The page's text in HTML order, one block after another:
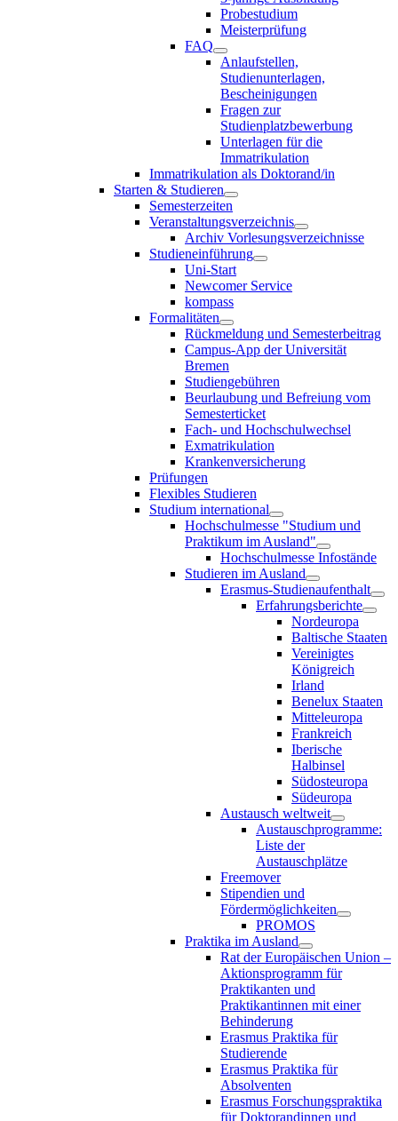
Probestudium
Meisterprüfung
FAQ
Anlaufstellen,
Studienunterlagen,
Bescheinigungen
Fragen zur
Studienplatzbewerbung
Unterlagen für die
Immatrikulation
Immatrikulation als Doktorand/in
Starten & Studieren
Semesterzeiten
Veranstaltungsverzeichnis
Archiv Vorlesungsverzeichnisse
Studieneinführung
Uni-Start
Newcomer Service
kompass
Formalitäten
Rückmeldung und Semesterbeitrag
Campus-App der Universität
Bremen
Studiengebühren
Beurlaubung und Befreiung vom
Semesterticket
Fach- und Hochschulwechsel
Exmatrikulation
Krankenversicherung
Prüfungen
Flexibles Studieren
Studium international
Hochschulmesse "Studium und
Praktikum im Ausland"
Hochschulmesse Infostände
Studieren im Ausland
Erasmus-Studienaufenthalt
Erfahrungsberichte
Nordeuropa
Baltische Staaten
Vereinigtes
Königreich
Irland
Benelux Staaten
Mitteleuropa
Frankreich
Iberische
Halbinsel
Südosteuropa
Südeuropa
Austausch weltweit
Austauschprogramme:
Liste der
Austauschplätze
Freemover
Stipendien und
Fördermöglichkeiten
PROMOS
Praktika im Ausland
Rat der Europäischen Union –
Aktionsprogramm für
Praktikanten und
Praktikantinnen mit einer
Behinderung
Erasmus Praktika für
Studierende
Erasmus Praktika für
Absolventen
Erasmus Forschungspraktika
für Doktorandinnen und